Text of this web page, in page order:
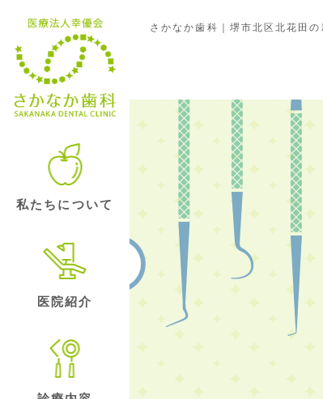
さかなか歯科｜堺市北区北花田
私たちについて
医院紹介
クリニックの日常